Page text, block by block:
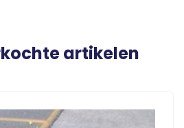
artikelen